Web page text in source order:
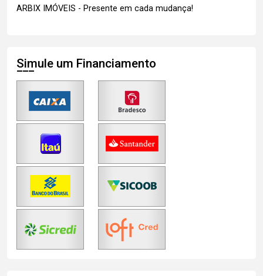
ARBIX IMÓVEIS - Presente em cada mudança!
Simule um Financiamento